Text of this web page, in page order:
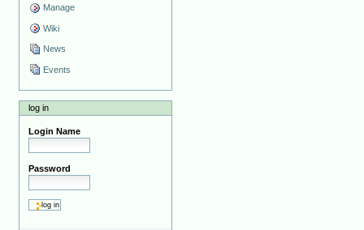
Manage
Wiki
News
Events
log in
Login Name
Password